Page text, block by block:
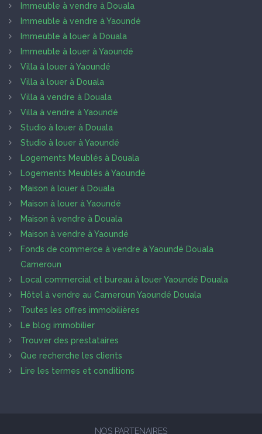
Immeuble à vendre à Douala
Immeuble à vendre à Yaoundé
Immeuble à louer à Douala
Immeuble à louer à Yaoundé
Villa à louer à Yaoundé
Villa à louer à Douala
Villa à vendre à Douala
Villa à vendre à Yaoundé
Studio à louer à Douala
Studio à louer à Yaoundé
Logements Meublés à Douala
Logements Meublés à Yaoundé
Maison à louer à Douala
Maison à louer à Yaoundé
Maison à vendre à Douala
Maison à vendre à Yaoundé
Fonds de commerce à vendre à Yaoundé Douala
Cameroun
Local commercial et bureau à louer Yaoundé Douala
Hôtel à vendre au Cameroun Yaoundé Douala
Toutes les offres immobilières
Le blog immobilier
Trouver des prestataires
Que recherche les clients
Lire les termes et conditions
NOS PARTENAIRES